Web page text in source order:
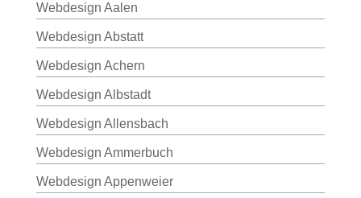
Webdesign Aalen
Webdesign Abstatt
Webdesign Achern
Webdesign Albstadt
Webdesign Allensbach
Webdesign Ammerbuch
Webdesign Appenweier